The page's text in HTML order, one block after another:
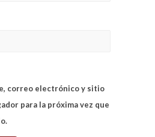
correo electrónico y sitio
para la próxima vez que